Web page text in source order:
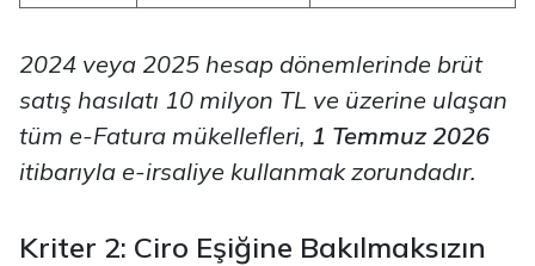
2024 veya 2025 hesap dönemlerinde brüt
satış hasılatı 10 milyon TL ve üzerine ulaşan
tüm e-Fatura mükellefleri, 1 Temmuz 2026
itibarıyla e-irsaliye kullanmak zorundadır.
Kriter 2: Ciro Eşiğine Bakılmaksızın